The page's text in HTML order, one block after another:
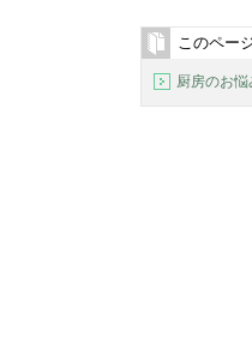
このペー
厨房のお